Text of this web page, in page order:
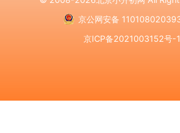
京公网安备
京ICP备2021003152号-1